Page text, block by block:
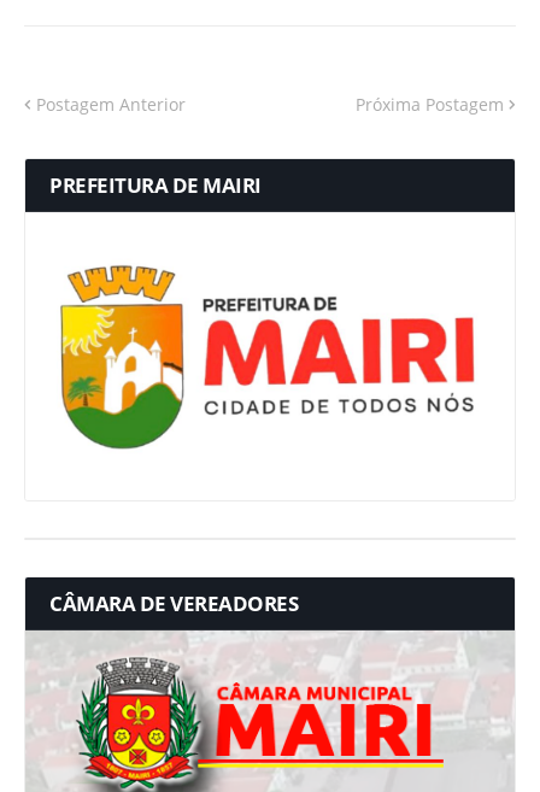
Postagem Anterior Próxima Postagem
PREFEITURA DE MAIRI
CÂMARA DE VEREADORES